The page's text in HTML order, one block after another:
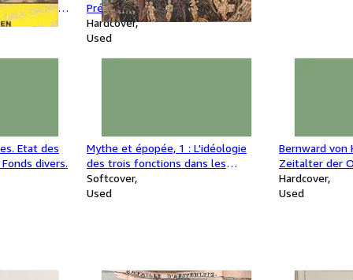
Bombay
Présentation de Massimo
Introvigne. Adaptation française de
Jean-Louis Houdebine.
Hardcover
Used
Etat des
divers.
Mythe et épopée, 1 : L'idéologie
des trois fonctions dans les
épopées des peuples indo-
européens.
Softcover
Used
Bernward von
Zeitalter der
Ausstellung
Hardcover
Used